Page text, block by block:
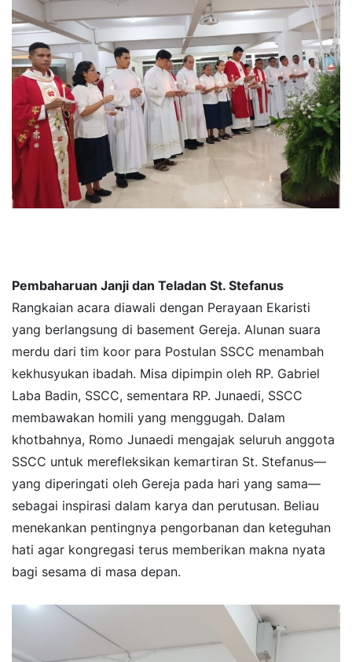
​Pembaharuan Janji dan Teladan St. Stefanus
​Rangkaian acara diawali dengan Perayaan Ekaristi
yang berlangsung di basement Gereja. Alunan suara
merdu dari tim koor para Postulan SSCC menambah
kekhusyukan ibadah. Misa dipimpin oleh RP. Gabriel
Laba Badin, SSCC, sementara RP. Junaedi, SSCC
membawakan homili yang menggugah. ​Dalam
khotbahnya, Romo Junaedi mengajak seluruh anggota
SSCC untuk merefleksikan kemartiran St. Stefanus—
yang diperingati oleh Gereja pada hari yang sama—
sebagai inspirasi dalam karya dan perutusan. Beliau
menekankan pentingnya pengorbanan dan keteguhan
hati agar kongregasi terus memberikan makna nyata
bagi sesama di masa depan.